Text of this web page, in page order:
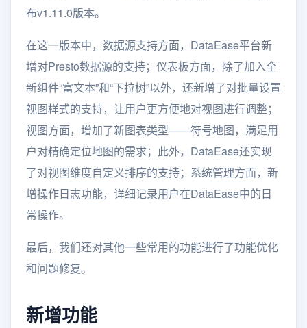
布v1.11.0版本。
在这一版本中，数据源支持方面，DataEase平台新
增对Presto数据源的支持；仪表板方面，除了加入全
新组件“富文本”和“下拉树”以外，还新增了对批量设置
视图样式的支持，让用户更方便地对视图进行调整；
视图方面，增加了新图表类型——符号地图，满足用
户对精确定位地图的需求；此外，DataEase还实现
了对视图维度自定义排序的支持；系统管理方面，新
增操作日志功能，详细记录用户在DataEase中的日
常操作。
最后，我们还对其他一些常用的功能进行了功能优化
和问题修复。
新增功能